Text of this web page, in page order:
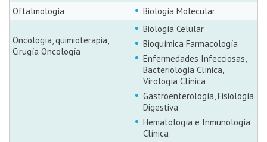
Oftalmología Biología Molecular
Oncología, quimioterapia,
Cirugía Oncología
Biología Celular
Bioquímica Farmacología
Enfermedades Infecciosas,
Bacteriología Clínica,
Virología Clínica
Gastroenterología, Fisiología
Digestiva
Hematología e Inmunología
Clínica